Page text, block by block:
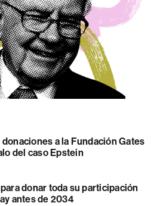
a la Fundación Gates
del caso Epstein
donar toda su participación
antes de 2034